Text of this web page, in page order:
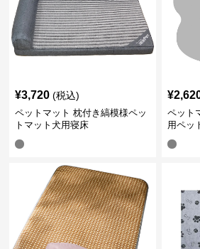
¥3,720 (税込)
ペットマット 枕付き縞模様ペッ
トマット犬用寝床
¥
ペット
用ペッ